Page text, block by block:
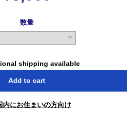
数量
shipping available
Add to cart
内にお住まいの方向け